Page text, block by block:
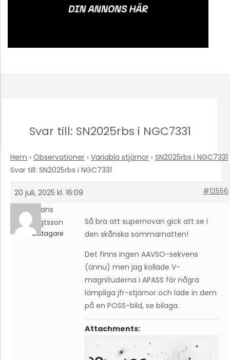
Svar till: SN2025rbs i NGC7331
Hem › Observationer › Variabla stjärnor › SN2025rbs i NGC7331
Svar till: SN2025rbs i NGC7331
20 juli, 2025 kl. 16:09
#12556
Hans
Bengtsson
Deltagare
Så bra att supernovan gick att se i
den skånska sommarnatten!
Det finns ingen AAVSO-sekvens
(ännu) men jag kollade V-
magnituderna i APASS för några
lämpliga jfr-stjärnor och lade in dem
på en POSS-bild, se bilaga.
Attachments: